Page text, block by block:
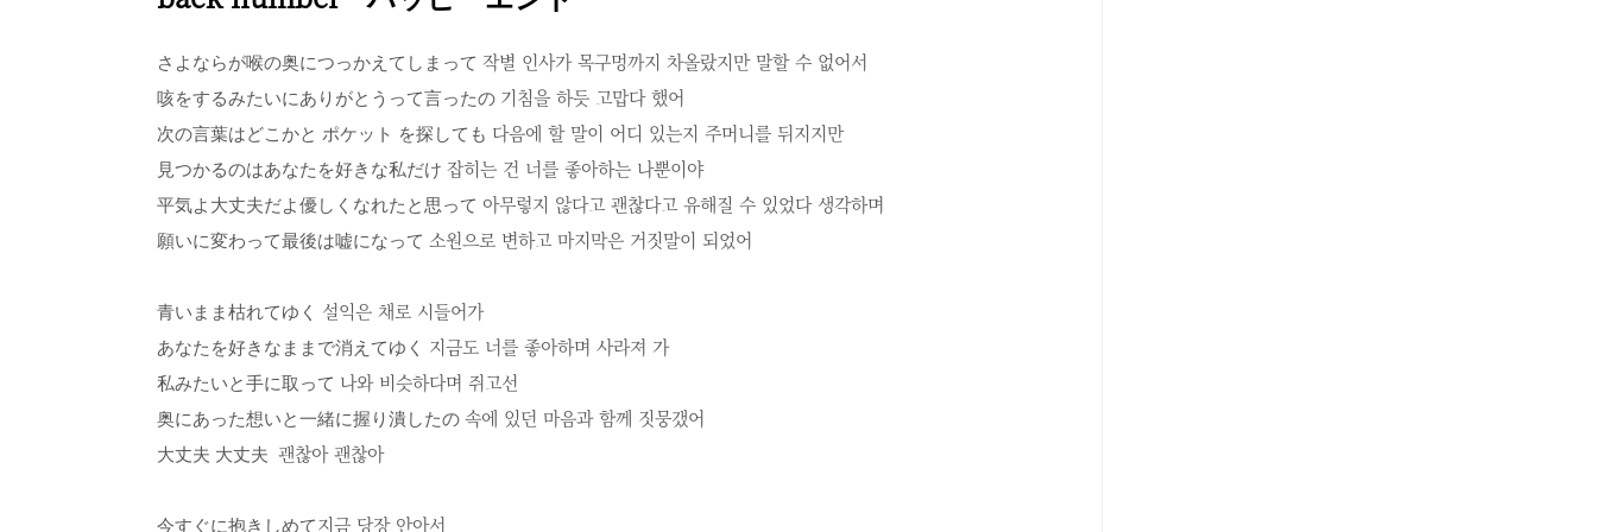
さよならが喉の奥につっかえてしまって 작별 인사가 목구멍까지 차올랐지만 말할 수 없어서
咳をするみたいにありがとうって言ったの 기침을 하듯 고맙다 했어
次の言葉はどこかと ポケット を探しても 다음에 할 말이 어디 있는지 주머니를 뒤지지만
見つかるのはあなたを好きな私だけ 잡히는 건 너를 좋아하는 나뿐이야
平気よ大丈夫だよ優しくなれたと思って 아무렇지 않다고 괜찮다고 유해질 수 있었다 생각하며
願いに変わって最後は嘘になって 소원으로 변하고 마지막은 거짓말이 되었어
青いまま枯れてゆく 설익은 채로 시들어가
あなたを好きなままで消えてゆく 지금도 너를 좋아하며 사라져 가
私みたいと手に取って 나와 비슷하다며 쥐고선
奥にあった想いと一緒に握り潰したの 속에 있던 마음과 함께 짓뭉갰어
大丈夫 大丈夫 괜찮아 괜찮아
今すぐに抱きしめて지금 당장 안아서